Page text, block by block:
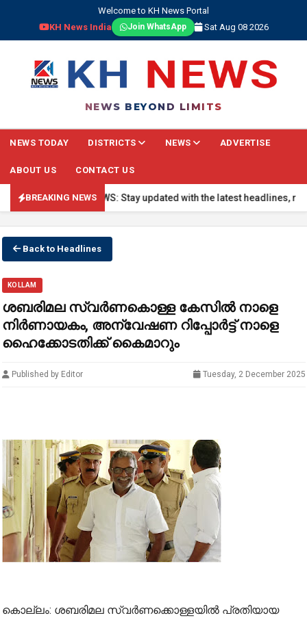
Welcome to KH News Portal
KH News India
Join WhatsApp Sat Aug 08 2026
NEWS BEYOND LIMITS
NEWS TODAY DISTRICTS NEWS ADVERTISE
ABOUT US CONTACT US
BREAKING NEWS
🔴 BREAKING NEWS: Stay updated with the latest headlines,
Back to Headlines
KOLLAM
ശബരിമല സ്വർണകൊള്ള കേസിൽ നാളെ
നിര്‍ണായകം, അന്വേഷണ റിപ്പോര്‍ട്ട് നാളെ
ഹൈക്കോടതിക്ക് കൈമാറും
Published by Editor Tuesday, 2 December 2025
കൊല്ലം: ശബരിമല സ്വർണക്കൊള്ളയിൽ പ്രതിയായ